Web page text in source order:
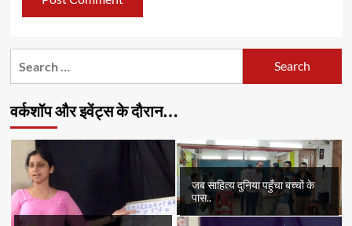
वर्कशॉप और इवेंट्स के दौरान…
जब साहित्य दुनिया पहुँचा बच्चों के
पास..